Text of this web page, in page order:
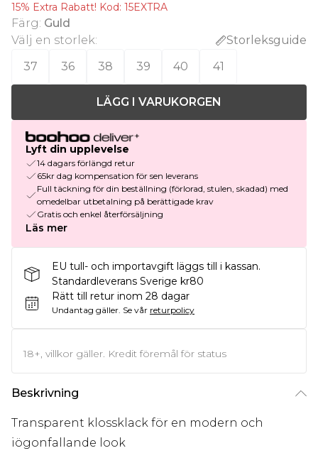
15% Extra Rabatt! Kod: 15EXTRA
Färg: Guld
Välj en storlek:
Storleksguide
37
36 38 39 40 41
LÄGG I VARUKORGEN
Lyft din upplevelse
14 dagars förlängd retur
65kr dag kompensation för sen leverans
Full täckning för din beställning (förlorad, stulen, skadad) med
omedelbar utbetalning på berättigade krav
Gratis och enkel återförsäljning
Läs mer
EU tull- och importavgift läggs till i kassan.
Standardleverans Sverige kr80
Rätt till retur inom 28 dagar
Undantag gäller. Se vår returpolicy
18+, villkor gäller. Kredit föremål för status
Beskrivning
Transparent klossklack för en modern och
iögonfallande look